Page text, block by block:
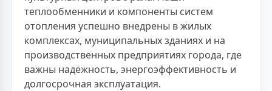
теплообменники и компоненты систем
отопления успешно внедрены в жилых
комплексах, муниципальных зданиях и на
производственных предприятиях города, где
важны надёжность, энергоэффективность и
долгосрочная эксплуатация.